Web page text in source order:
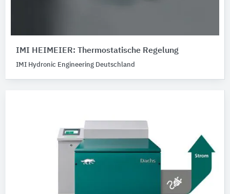
IMI HEIMEIER: Thermostatische Regelung
IMI Hydronic Engineering Deutschland